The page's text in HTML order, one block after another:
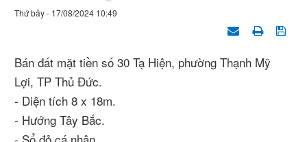
Thứ bảy - 17/08/2024 10:49
Bán đất mặt tiền số 30 Tạ Hiện, phường Thạnh Mỹ
Lợi, TP Thủ Đức.
- Diện tích 8 x 18m.
- Hướng Tây Bắc.